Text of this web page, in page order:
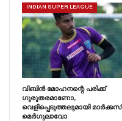
INDIAN SUPER LEAGUE
വിബിൻ മോഹനന്റെ പരിക്ക്
ഗുരുതരമാണോ,
വെളിപ്പെടുത്തലുമായി മാർക്കസ്
മെർഗുലാവോ